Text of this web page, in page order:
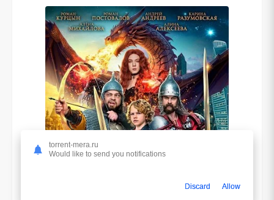
torrent-mera.ru
Would like to send you notifications
Discard Allow